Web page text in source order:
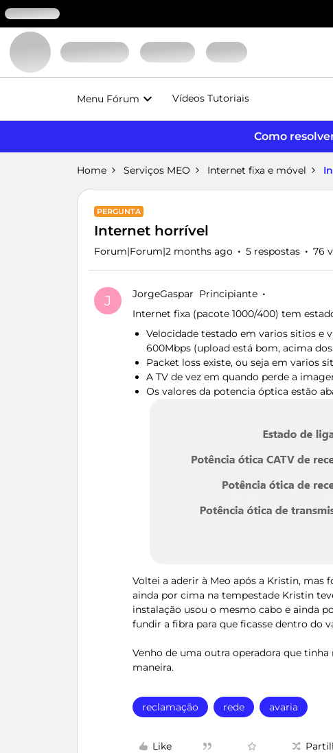
Menu Fórum Vídeos Tutoriais
Como
Home Serviços MEO Internet fixa e móvel
PERGUNTA
Internet horrível
Forum|Forum|2 months ago 5 respostas 76
J JorgeGaspar Principiante
Internet fixa (pacote 1000/400) tem
Velocidade testado em varios sitios e
600Mbps (upload está bom, acima
Packet loss existe, ou seja em varios
A TV de vez em quando perde a
Os valores da potencia óptica estão
Voltei a aderir à Meo após a Kristin,
ainda por cima na tempestade Kristin
instalação usou o mesmo cabo e ainda
fundir a fibra para que ficasse dentro do
Venho de uma outra operadora que
maneira.
reclamação rede avaria
Like